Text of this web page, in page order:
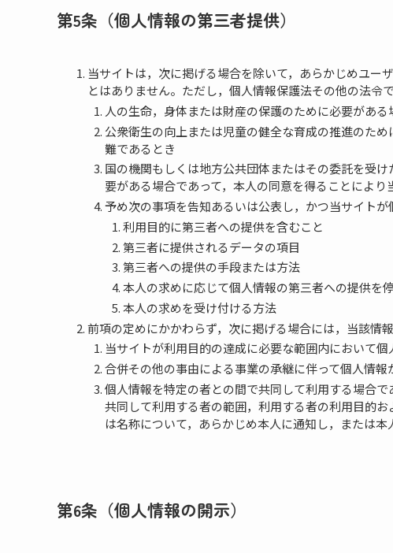
第5条（個人情報の第三者提供）
当サイトは，次に掲げる場合を除いて，あらかじめユー
とはありません。ただし，個人情報保護法その他の法令
人の生命，身体または財産の保護のために必要があ
公衆衛生の向上または児童の健全な育成の推進のた
難であるとき
国の機関もしくは地方公共団体またはその委託を受
要がある場合であって，本人の同意を得ることによ
予め次の事項を告知あるいは公表し，かつ当サイト
利用目的に第三者への提供を含むこと
第三者に提供されるデータの項目
第三者への提供の手段または方法
本人の求めに応じて個人情報の第三者への提供を
本人の求めを受け付ける方法
前項の定めにかかわらず，次に掲げる場合には，当該情
当サイトが利用目的の達成に必要な範囲内において
合併その他の事由による事業の承継に伴って個人情報
個人情報を特定の者との間で共同して利用する場合
共同して利用する者の範囲，利用する者の利用目的
は名称について，あらかじめ本人に通知し，または
第6条（個人情報の開示）